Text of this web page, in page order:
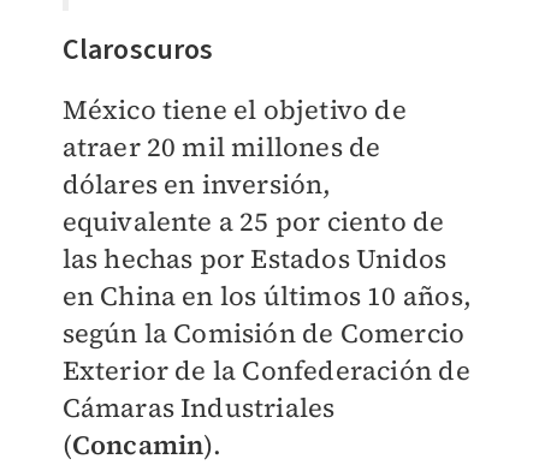
Claroscuros
México tiene el objetivo de
atraer 20 mil millones de
dólares en inversión,
equivalente a 25 por ciento de
las hechas por Estados Unidos
en China en los últimos 10 años,
según la Comisión de Comercio
Exterior de la Confederación de
Cámaras Industriales
(Concamin).